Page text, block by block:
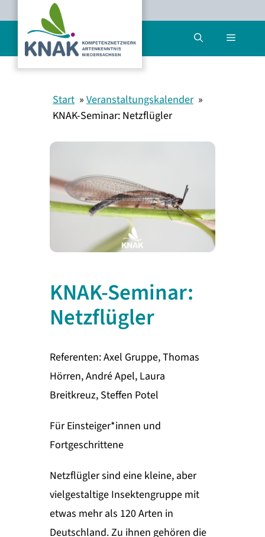
Inhalt
springen
Menü
Start
Veranstaltungskalender
KNAK-Seminar: Netzflügler
KNAK-Seminar:
Netzflügler
Referenten: Axel Gruppe, Thomas
Hörren, André Apel, Laura
Breitkreuz, Steffen Potel
Für Einsteiger*innen und
Fortgeschrittene
Netzflügler sind eine kleine, aber
vielgestaltige Insektengruppe mit
etwas mehr als 120 Arten in
Deutschland. Zu ihnen gehören die